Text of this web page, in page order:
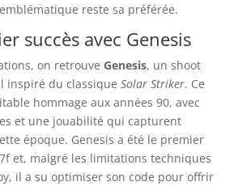
reste sa préférée.
succès avec Genesis
on retrouve Genesis, un shoot
inspiré du classique Solar Striker. Ce
hommage aux années 90, avec
et une jouabilité qui capturent
époque. Genesis a été le premier
et, malgré les limitations techniques
il a su optimiser son code pour offrir